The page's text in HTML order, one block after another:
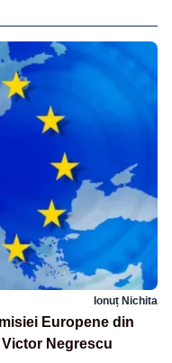
Ionuț Nichita
Europene din
Negrescu